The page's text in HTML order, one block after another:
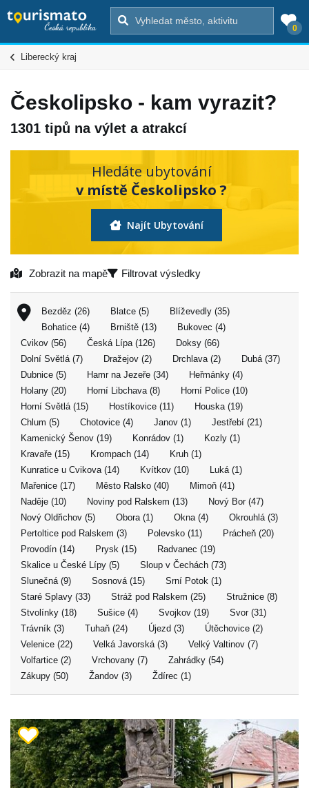
0
Liberecký kraj
Českolipsko - kam vyrazit?
1301 tipů na výlet a atrakcí
Hledáte ubytování
v místě Českolipsko ?
Najít Ubytování
Zobrazit na mapě Filtrovat výsledky
Bezděz (26) Blatce (5)
Blíževedly (35)
Bohatice (4)
Brniště (13)
Bukovec (4)
Cvikov (56)
Česká Lípa (126)
Doksy (66)
Dolní Světlá (7)
Dražejov (2) Drchlava (2)
Dubá (37)
Dubnice (5)
Hamr na Jezeře (34)
Heřmánky (4)
Holany (20)
Horní Libchava (8)
Horní Police (10)
Horní Světlá (15)
Hostíkovice (11)
Houska (19)
Chlum (5)
Chotovice (4) Janov (1)
Jestřebí (21)
Kamenický Šenov (19)
Konrádov (1)
Kozly (1)
Kravaře (15)
Krompach (14)
Kruh (1)
Kunratice u Cvikova (14)
Kvítkov (10)
Luká (1)
Mařenice (17)
Město Ralsko (40)
Mimoň (41)
Naděje (10)
Noviny pod Ralskem (13)
Nový Bor (47)
Nový Oldřichov (5)
Obora (1) Okna (4)
Okrouhlá (3)
Pertoltice pod Ralskem (3)
Polevsko (11)
Prácheň (20)
Provodín (14)
Prysk (15)
Radvanec (19)
Skalice u České Lípy (5)
Sloup v Čechách (73)
Slunečná (9)
Sosnová (15)
Srní Potok (1)
Staré Splavy (33)
Stráž pod Ralskem (25)
Stružnice (8)
Stvolínky (18)
Sušice (4) Svojkov (19)
Svor (31)
Trávník (3)
Tuhaň (24) Újezd (3)
Útěchovice (2)
Velenice (22)
Velká Javorská (3)
Velký Valtinov (7)
Volfartice (2)
Vrchovany (7)
Zahrádky (54)
Zákupy (50)
Žandov (3) Ždírec (1)